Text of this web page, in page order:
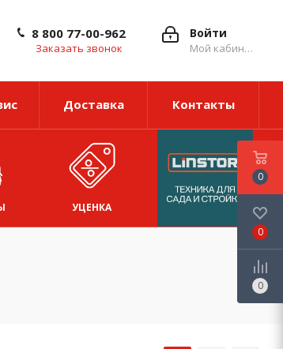
Войти
Мой кабинет
8 800 77-00-962
Заказать звонок
Доставка Контакты
УЦЕНКА
0
0
0